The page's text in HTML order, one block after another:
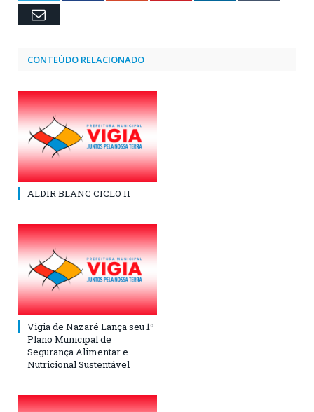
Email
CONTEÚDO RELACIONADO
ALDIR BLANC CICLO II
Vigia de Nazaré Lança seu 1º
Plano Municipal de
Segurança Alimentar e
Nutricional Sustentável